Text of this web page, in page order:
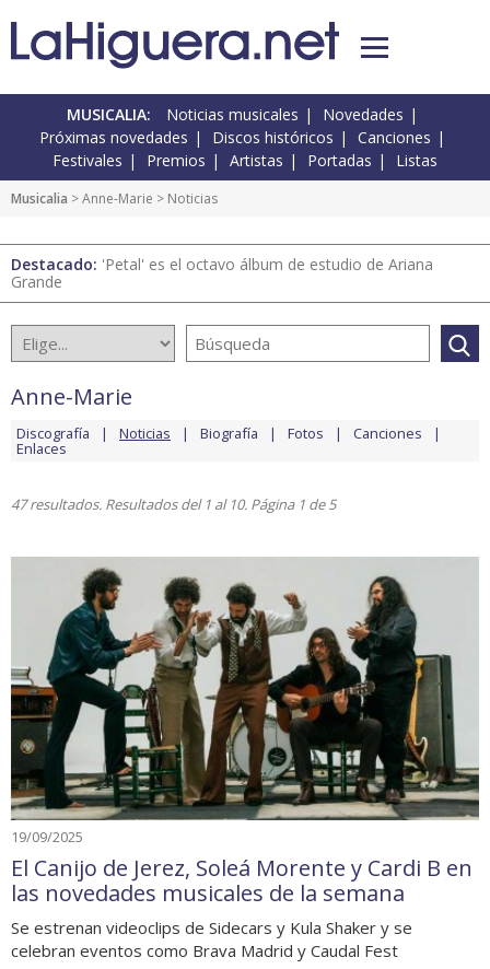
MUSICALIA: Noticias musicales
Novedades
Próximas novedades
Discos históricos
Canciones
Festivales
Premios Artistas Portadas Listas
Musicalia >Anne-Marie > Noticias
Destacado: 'Petal' es el octavo álbum de estudio de Ariana
Grande
Anne-Marie
Discografía Noticias Biografía Fotos Canciones
Enlaces
47 resultados. Resultados del 1 al 10. Página 1 de 5
19/09/2025
El Canijo de Jerez, Soleá Morente y Cardi B en
las novedades musicales de la semana
Se estrenan videoclips de Sidecars y Kula Shaker y se
celebran eventos como Brava Madrid y Caudal Fest